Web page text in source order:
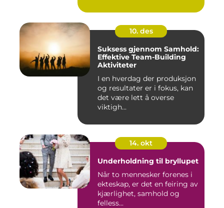
10. des
Suksess gjennom Samhold:
Effektive Team-Building
Aktiviteter
I en hverdag der produksjon
og resultater er i fokus, kan
det være lett å overse
viktigh...
14. okt
Underholdning til bryllupet
Når to mennesker forenes i
ekteskap, er det en feiring av
kjærlighet, samhold og
felless...